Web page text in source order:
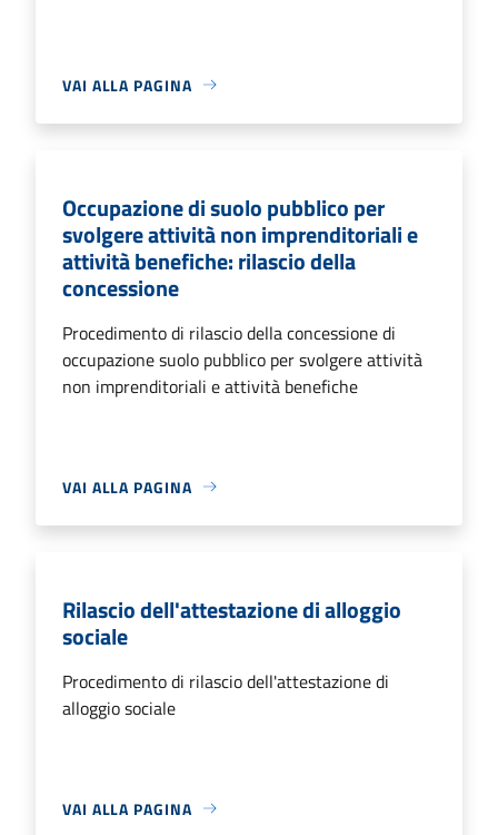
VAI ALLA PAGINA
Occupazione di suolo pubblico per
svolgere attività non imprenditoriali e
attività benefiche: rilascio della
concessione
Procedimento di rilascio della concessione di
occupazione suolo pubblico per svolgere attività
non imprenditoriali e attività benefiche
VAI ALLA PAGINA
Rilascio dell'attestazione di alloggio
sociale
Procedimento di rilascio dell'attestazione di
alloggio sociale
VAI ALLA PAGINA